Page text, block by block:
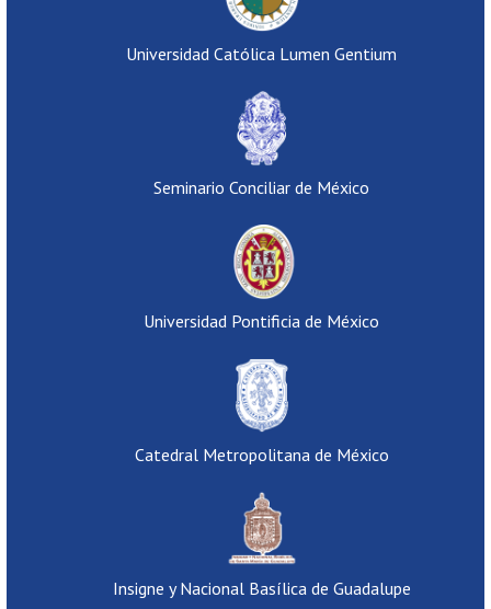
Universidad Católica Lumen Gentium
Seminario Conciliar de México
Universidad Pontificia de México
Catedral Metropolitana de México
Insigne y Nacional Basílica de Guadalupe